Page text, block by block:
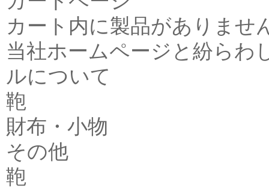
カート内に製品がありませ
当社ホームページと紛らわ
ルについて
鞄
財布・小物
その他
鞄